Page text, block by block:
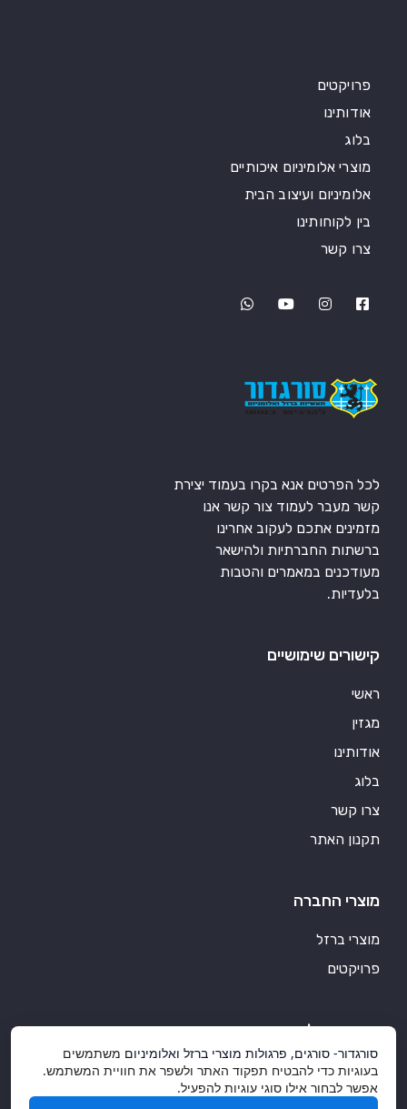
פרויקטים
אודותינו
בלוג
מוצרי אלומיניום איכותיים
אלומיניום ועיצוב הבית
בין לקוחותינו
צרו קשר
לכל הפרטים אנא בקרו בעמוד יצירת
קשר מעבר לעמוד צור קשר אנו
מזמינים אתכם לעקוב אחרינו
ברשתות החברתיות ולהישאר
מעודכנים במאמרים והטבות
בלעדיות.
קישורים שימושיים
ראשי
מגזין
אודותינו
בלוג
צרו קשר
תקנון האתר
מוצרי החברה
מוצרי ברזל
פרויקטים
סורגדור אלומיניום
מוצרי אלומיניום איכותיים
אלומיניום ועיצוב הבית
סורגדור- סורגים, פרגולות מוצרי ברזל ואלומיניום משתמשים
בעוגיות כדי להבטיח תפקוד האתר ולשפר את חוויית המשתמש.
אפשר לבחור אילו סוגי עוגיות להפעיל.